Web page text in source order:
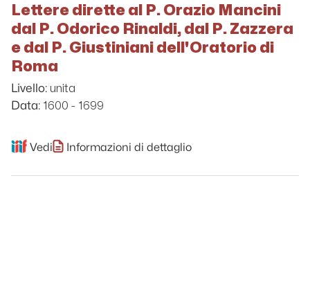
Lettere dirette al P. Orazio Mancini
dal P. Odorico Rinaldi, dal P. Zazzera
e dal P. Giustiniani dell'Oratorio di
Roma
Livello: unita
Data: 1600 - 1699
Vedi Informazioni di dettaglio